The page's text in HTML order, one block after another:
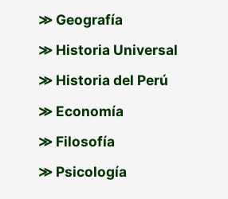
≫ Geografía
≫ Historia Universal
≫ Historia del Perú
≫ Economía
≫ Filosofía
≫ Psicología